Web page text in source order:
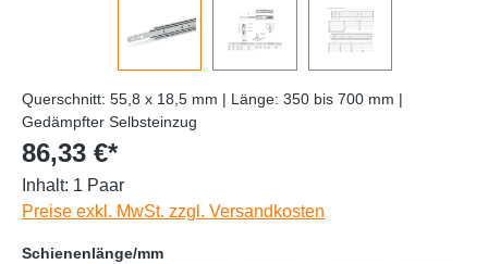
Querschnitt: 55,8 x 18,5 mm | Länge: 350 bis 700 mm |
Gedämpfter Selbsteinzug
86,33 €*
Inhalt: 1 Paar
Preise exkl. MwSt. zzgl. Versandkosten
Schienenlänge/mm